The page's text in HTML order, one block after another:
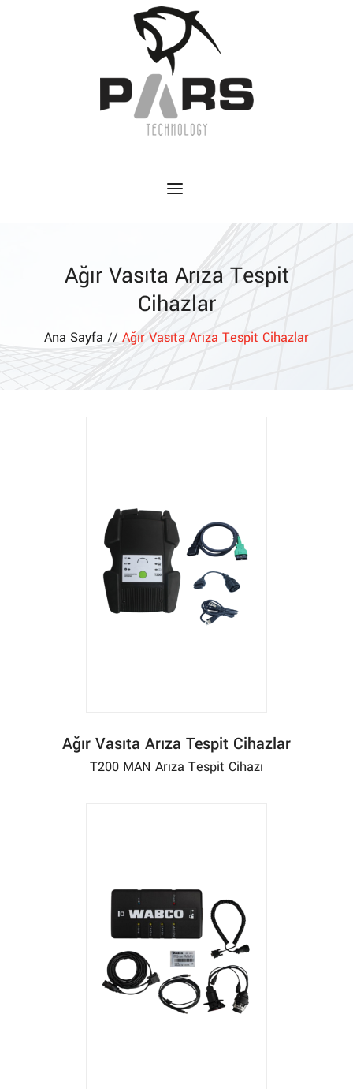
Ağır Vasıta Arıza Tespit
Cihazlar
Ana Sayfa // Ağır Vasıta Arıza Tespit Cihazlar
Ağır Vasıta Arıza Tespit Cihazlar
T200 MAN Arıza Tespit Cihazı